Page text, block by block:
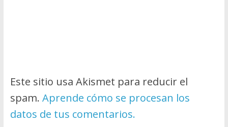
Este sitio usa Akismet para reducir el
spam. Aprende cómo se procesan los
datos de tus comentarios.